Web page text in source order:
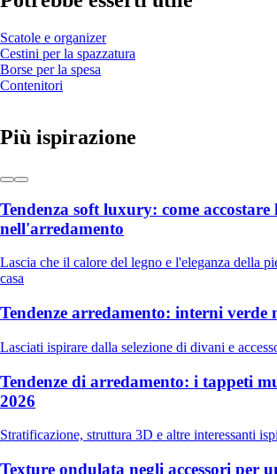
Scatole e organizer
Cestini per la spazzatura
Borse per la spesa
Contenitori
Più ispirazione
Tendenza soft luxury: come accostare
nell'arredamento
Lascia che il calore del legno e l'eleganza della
casa
Tendenze arredamento: interni verde
Lasciati ispirare dalla selezione di divani e
Tendenze di arredamento: i tappeti
2026
Stratificazione, struttura 3D e altre interessanti
Texture ondulata negli accessori per